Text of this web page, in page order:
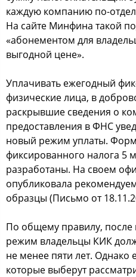
каждую компанию по-
На сайте Минфина такой
«абонементом для
выгодной цене».
Уплачивать ежегодный
физические лица, в
раскрывшие сведения о
предоставления в ФНС
новый режим уплаты.
фиксированного налога 5
разработаны. На своем
опубликовала
образцы (Письмо от
По общему правилу, после
режим владельцы КИК
не менее пяти лет. Однако
которые выберут